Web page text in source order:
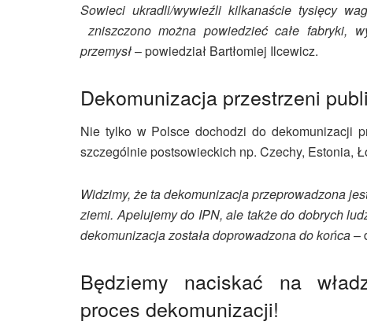
Sowieci ukradli/wywieźli kilkanaście tysięcy
zniszczono można powiedzieć całe fabryki,
przemysł– powiedział Bartłomiej Ilcewicz.
Dekomunizacja przestrzeni
Nie tylko w Polsce dochodzi do dekomunizacji
szczególnie postsowieckich np. Czechy, Estonia,
Widzimy, że ta dekomunizacja przeprowadzona
ziemi. Apelujemy do IPN, ale także do dobrych
dekomunizacja została doprowadzona do końca–
Będziemy naciskać na
proces dekomunizacji!